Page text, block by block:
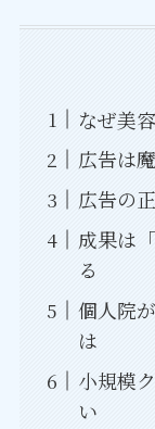
なぜ美
広告は
広告の
成果は
る
個人院
は
小規模
い